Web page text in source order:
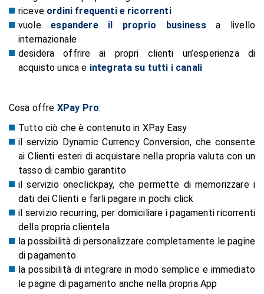
riceve ordini frequenti e ricorrenti
vuoleespandere il proprio businessa livello
internazionale
desidera offrire ai propri clienti un’esperienza di
acquisto unica e integrata su tutti i canali
Cosa offre XPay Pro:
Tutto ciò che è contenuto in XPay Easy
il servizio Dynamic Currency Conversion, che consente
ai Clienti esteri di acquistare nella propria valuta con un
tasso di cambio garantito
il servizio oneclickpay, che permette di memorizzare i
dati dei Clienti e farli pagare in pochi click
il servizio recurring, per domiciliare i pagamenti ricorrenti
della propria clientela
la possibilità di personalizzare completamente le pagine
di pagamento
la possibilità di integrare in modo semplice e immediato
le pagine di pagamento anche nella propria App